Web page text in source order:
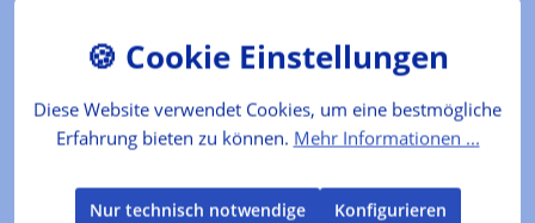
Bewertungen
Diese Website verwendet Cookies, um eine bestmögliche
Erfahrung bieten zu können. Mehr Informationen ...
Nur technisch notwendige
Konfigurieren